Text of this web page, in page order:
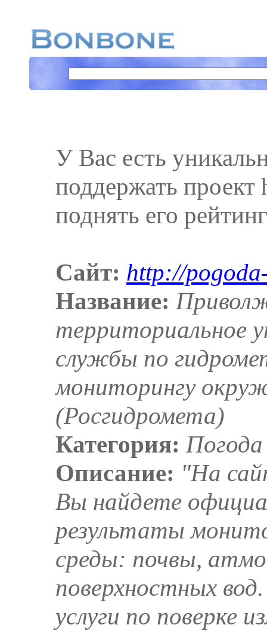
У Вас есть
поддержать
поднять его
Сайт: http://
Название:
теppитоpиальное
службы по
монитоpингу
(Росгидромета)
Категория: Погода
Описание: "На
Вы найдете
результаты
среды: почвы,
поверхностных
услуги по поверке